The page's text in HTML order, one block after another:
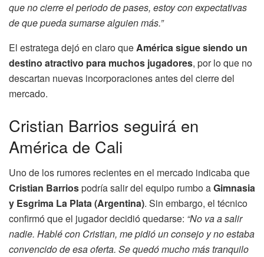
que no cierre el periodo de pases, estoy con expectativas
de que pueda sumarse alguien más.”
El estratega dejó en claro queAmérica sigue siendo un
destino atractivo para muchos jugadores, por lo que no
descartan nuevas incorporaciones antes del cierre del
mercado.
Cristian Barrios seguirá en
América de Cali
Uno de los rumores recientes en el mercado indicaba que
Cristian Barriospodría salir del equipo rumbo aGimnasia
y Esgrima La Plata (Argentina). Sin embargo, el técnico
confirmó que el jugador decidió quedarse: “No va a salir
nadie. Hablé con Cristian, me pidió un consejo y no estaba
convencido de esa oferta. Se quedó mucho más tranquilo